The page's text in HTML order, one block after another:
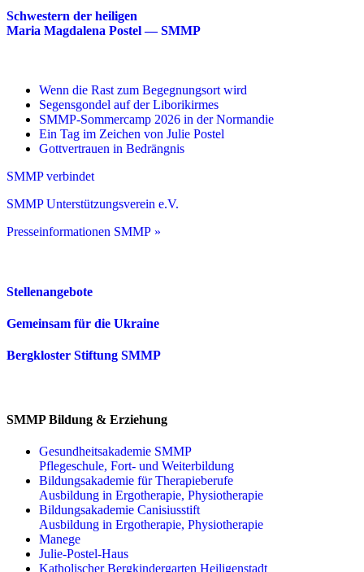
Schwestern der heiligen
Maria Magdalena Postel — SMMP
Wenn die Rast zum Begegnungsort wird
Segensgondel auf der Liborikirmes
SMMP-Sommercamp 2026 in der Normandie
Ein Tag im Zeichen von Julie Postel
Gottvertrauen in Bedrängnis
SMMP verbindet
SMMP Unterstützungsverein e.V.
Presseinformationen SMMP »
Stellenangebote
Gemeinsam für die Ukraine
Bergkloster Stiftung SMMP
SMMP Bildung & Erziehung
Gesundheitsakademie SMMP
Pflegeschule, Fort- und Weiterbildung
Bildungsakademie für Therapieberufe
Ausbildung in Ergotherapie, Physiotherapie
Bildungsakademie Canisiusstift
Ausbildung in Ergotherapie, Physiotherapie
Manege
Julie-Postel-Haus
Katholischer Bergkindergarten Heiligenstadt